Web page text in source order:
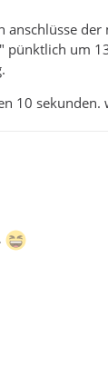
pünktlich um
10